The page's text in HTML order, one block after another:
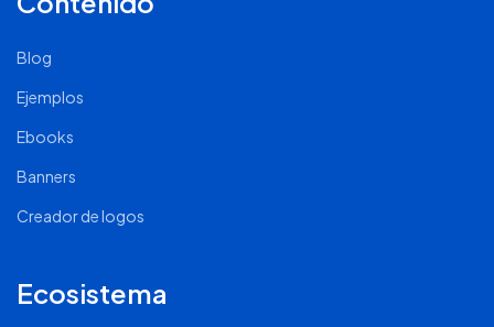
Blog
Ejemplos
Ebooks
Banners
Creador de logos
Ecosistema